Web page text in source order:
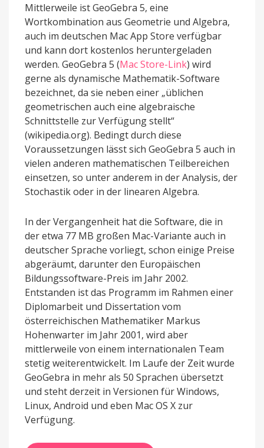
Mittlerweile ist GeoGebra 5, eine
Wortkombination aus Geometrie und Algebra,
auch im deutschen Mac App Store verfügbar
und kann dort kostenlos heruntergeladen
werden. GeoGebra 5 (Mac Store-Link) wird
gerne als dynamische Mathematik-Software
bezeichnet, da sie neben einer „üblichen
geometrischen auch eine algebraische
Schnittstelle zur Verfügung stellt“
(wikipedia.org). Bedingt durch diese
Voraussetzungen lässt sich GeoGebra 5 auch in
vielen anderen mathematischen Teilbereichen
einsetzen, so unter anderem in der Analysis, der
Stochastik oder in der linearen Algebra.
In der Vergangenheit hat die Software, die in
der etwa 77 MB großen Mac-Variante auch in
deutscher Sprache vorliegt, schon einige Preise
abgeräumt, darunter den Europäischen
Bildungssoftware-Preis im Jahr 2002.
Entstanden ist das Programm im Rahmen einer
Diplomarbeit und Dissertation vom
österreichischen Mathematiker Markus
Hohenwarter im Jahr 2001, wird aber
mittlerweile von einem internationalen Team
stetig weiterentwickelt. Im Laufe der Zeit wurde
GeoGebra in mehr als 50 Sprachen übersetzt
und steht derzeit in Versionen für Windows,
Linux, Android und eben Mac OS X zur
Verfügung.